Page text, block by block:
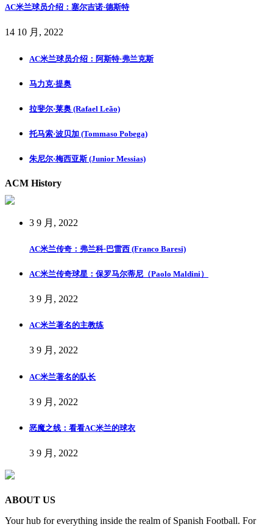
AC米兰球员介绍：塞尔吉诺·德斯特
14 10 月, 2022
AC米兰球员介绍：阿斯特·弗兰克斯
马力克·提奥
拉斐尔·莱奥 (Rafael Leão)
托马索·波贝加 (Tommaso Pobega)
朱尼尔·梅西亚斯 (Junior Messias)
ACM History
3 9 月, 2022
AC米兰传奇：弗兰科·巴雷西 (Franco Baresi)
AC米兰传奇球星：保罗马尔蒂尼（Paolo Maldini）
3 9 月, 2022
AC米兰著名的主教练
3 9 月, 2022
AC米兰著名的队长
3 9 月, 2022
恶魔之线：看看AC米兰的球衣
3 9 月, 2022
ABOUT US
Your hub for everything inside the realm of Spanish Football. For